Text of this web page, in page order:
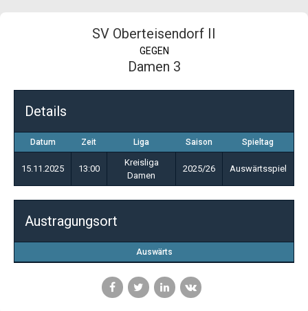
SV Oberteisendorf II
GEGEN
Damen 3
Details
Datum Zeit Liga Saison Spieltag
15.11.2025 13:00
Kreisliga
Damen
2025/26 Auswärtsspiel
Austragungsort
Auswärts